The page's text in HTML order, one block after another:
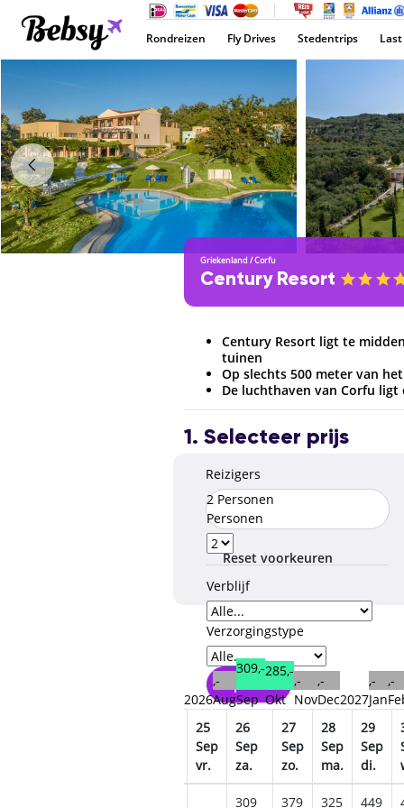
Rondreizen Fly Drives Stedentrips
Griekenland /Corfu
Century Resort
Century Resort ligt te
tuinen
Op slechts 500 meter van
De luchthaven van Corfu ligt
1. Selecteer prijs
Reizigers
2 Personen
Personen
Verblijf
Verzorgingstype
Reset voorkeuren
2026
,-
Aug
309,-
Sep
285,-
Okt
,-
Nov
,-
Dec2027
,-
Jan
,-
25
Sep
vr.
26
Sep
za.
27
Sep
zo.
28
Sep
ma.
29
Sep
di.
309 379 325 449